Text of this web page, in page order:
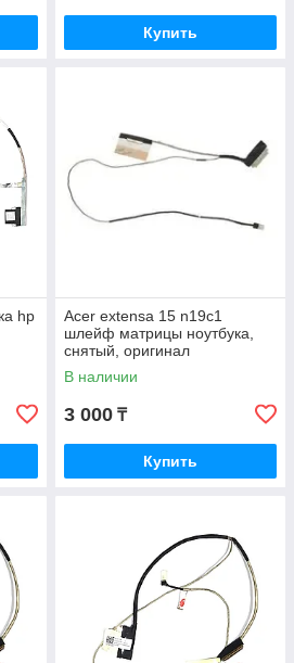
Купить
hp
Acer extensa 15 n19c1
шлейф матрицы ноутбука,
снятый, оригинал
В наличии
3 000 ₸
Купить